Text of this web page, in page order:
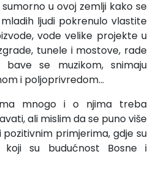
u ovoj zemlji kako se
ljudi pokrenulo vlastite
vode velike projekte u
tunele i mostove, rade
se muzikom, snimaju
i poljoprivredom...
mnogo i o njima treba
ali mislim da se puno više
primjerima, gdje su
su budućnost Bosne i